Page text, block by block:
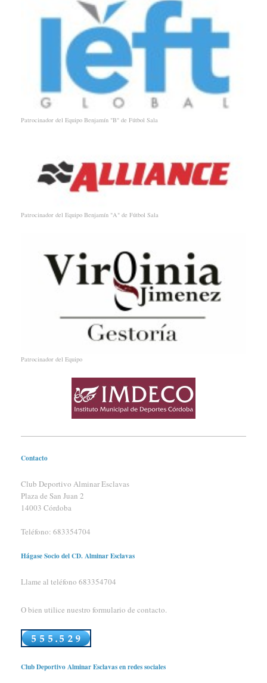
Patrocinador del Equipo Benjamín "B" de Fútbol Sala
Patrocinador del Equipo Benjamín "A" de Fútbol Sala
Patrocinador del Equipo
Contacto
Club Deportivo Alminar Esclavas
Plaza de San Juan 2
14003 Córdoba
Teléfono: 683354704
Hágase Socio del CD. Alminar Esclavas
Llame al teléfono 683354704
O bien utilice nuestro formulario de contacto.
Club Deportivo Alminar Esclavas en redes sociales